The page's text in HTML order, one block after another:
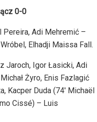
0-0
Pereira, Adi Mehremić –
Elhadji Maissa Fall.
Jaroch, Igor Łasicki, Adi
Żyro, Enis Fazlagić
Kacper Duda (74′ Michaël
Cissé) – Luis